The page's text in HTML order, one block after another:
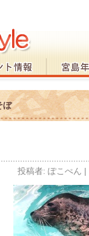
ぼ
投稿者: ぽこぺん |